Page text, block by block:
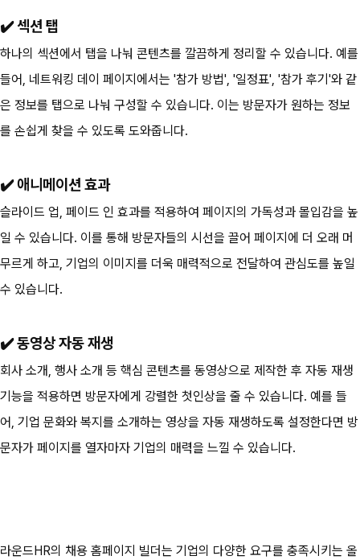
✔️ 섹션 탭
하나의 섹션에서 탭을 나눠 콘텐츠를 깔끔하게 정리할 수 있습니다. 예를
들어, 네트워킹 데이 페이지에서는 '참가 방법', '일정표', '참가 후기'와 같
은 정보를 탭으로 나눠 구성할 수 있습니다. 이는 방문자가 원하는 정보
를 손쉽게 찾을 수 있도록 도와줍니다.
✔️ 애니메이션 효과
슬라이드 업, 페이드 인 효과를 적용하여 페이지의 가독성과 몰입감을 높
일 수 있습니다. 이를 통해 방문자들의 시선을 끌어 페이지에 더 오래 머
무르게 하고, 기업의 이미지를 더욱 매력적으로 전달하여 관심도를 높일
수 있습니다.
✔️ 동영상 자동 재생
회사 소개, 행사 소개 등 핵심 콘텐츠를 동영상으로 제작한 후 자동 재생
기능을 적용하면 방문자에게 강렬한 첫인상을 줄 수 있습니다. 예를 들
어, 기업 문화와 복지를 소개하는 영상을 자동 재생하도록 설정한다면 방
문자가 페이지를 열자마자 기업의 매력을 느낄 수 있습니다.
라운드HR의 채용 홈페이지 빌더는 기업의 다양한 요구를 충족시키는 올